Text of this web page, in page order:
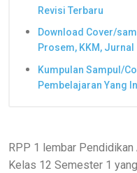
Revisi Terbaru
Download Cover/
Prosem, KKM, Jurnal
Kumpulan Sampul/
Pembelajaran Yang
RPP 1 lembar
Kelas 12 Semester 1